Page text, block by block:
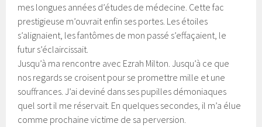
mes longues années d’études de médecine. Cette fac
prestigieuse m’ouvrait enfin ses portes. Les étoiles
s’alignaient, les fantômes de mon passé s’effaçaient, le
futur s’éclaircissait.
Jusqu’à ma rencontre avec Ezrah Milton. Jusqu’à ce que
nos regards se croisent pour se promettre mille et une
souffrances. J’ai deviné dans ses pupilles démoniaques
quel sort il me réservait. En quelques secondes, il m’a élue
comme prochaine victime de sa perversion.